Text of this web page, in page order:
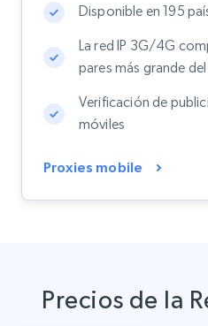
Disponible en 195
La red IP 3G/4G
pares más grande
Verificación de
móviles
Proxies mobile
Precios de la